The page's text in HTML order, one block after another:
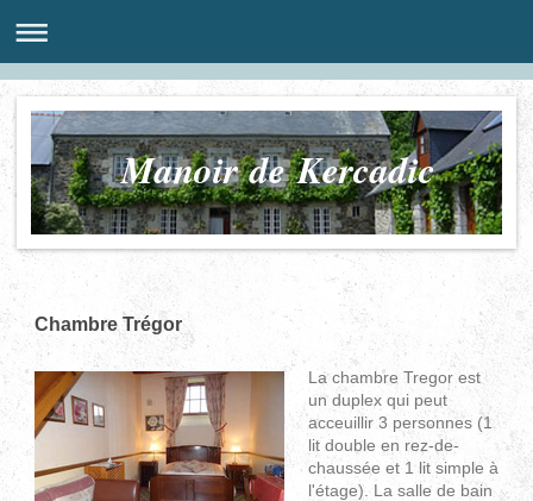
Manoir de Kercadic
Chambre Trégor
La chambre Tregor est
un duplex qui peut
acceuillir 3 personnes (1
lit double en rez-de-
chaussée et 1 lit simple à
l'étage). La salle de bain